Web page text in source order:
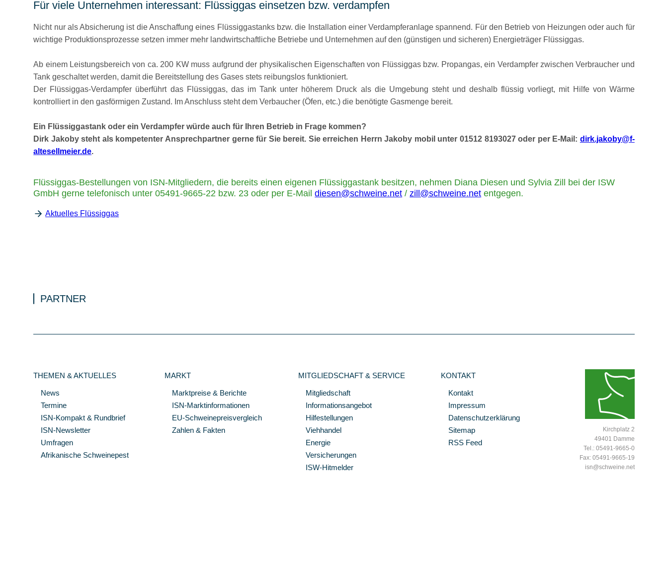
Für viele Unternehmen interessant: Flüssiggas einsetzen bzw. verdampfen
Nicht nur als Absicherung ist die Anschaffung eines Flüssiggastanks bzw. die Installation einer Verdampferanlage spannend. Für den Betrieb von Heizungen oder auch für
wichtige Produktionsprozesse setzen immer mehr landwirtschaftliche Betriebe und Unternehmen auf den (günstigen und sicheren) Energieträger Flüssiggas.
Ab einem Leistungsbereich von ca. 200 KW muss aufgrund der physikalischen Eigenschaften von Flüssiggas bzw. Propangas, ein Verdampfer zwischen Verbraucher und
Tank geschaltet werden, damit die Bereitstellung des Gases stets reibungslos funktioniert.
Der Flüssiggas-Verdampfer überführt das Flüssiggas, das im Tank unter höherem Druck als die Umgebung steht und deshalb flüssig vorliegt, mit Hilfe von Wärme
kontrolliert in den gasförmigen Zustand. Im Anschluss steht dem Verbaucher (Öfen, etc.) die benötigte Gasmenge bereit.
Ein Flüssiggastank oder ein Verdampfer würde auch für Ihren Betrieb in Frage kommen?
Dirk Jakoby steht als kompetenter Ansprechpartner gerne für Sie bereit. Sie erreichen Herrn Jakoby mobil unter 01512 8193027 oder per E-Mail: dirk.jakoby@f-
altesellmeier.de.
Flüssiggas-Bestellungen von ISN-Mitgliedern, die bereits einen eigenen Flüssiggastank besitzen, nehmen Diana Diesen und Sylvia Zill bei der ISW
GmbH gerne telefonisch unter 05491-9665-22 bzw. 23 oder per E-Maildiesen@schweine.net /zill@schweine.net entgegen.
Aktuelles Flüssiggas
PARTNER
THEMEN & AKTUELLES
News
Termine
ISN-Kompakt & Rundbrief
ISN-Newsletter
Umfragen
Afrikanische Schweinepest
MARKT
Marktpreise & Berichte
ISN-Marktinformationen
EU-Schweinepreisvergleich
Zahlen & Fakten
MITGLIEDSCHAFT & SERVICE
Mitgliedschaft
Informationsangebot
Hilfestellungen
Viehhandel
Energie
Versicherungen
ISW-Hitmelder
KONTAKT
Kontakt
Impressum
Datenschutzerklärung
Sitemap
RSS Feed
Kirchplatz 2
49401 Damme
Tel.: 05491-9665-0
Fax: 05491-9665-19
isn@schweine.net